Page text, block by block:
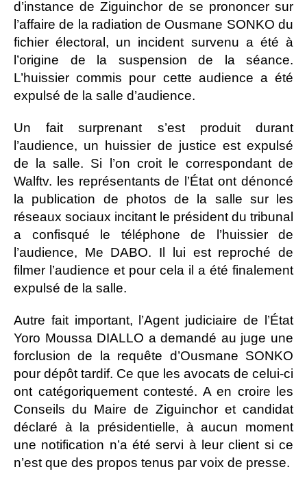
d’instance de Ziguinchor de se prononcer sur
l’affaire de la radiation de Ousmane SONKO du
fichier électoral, un incident survenu a été à
l’origine de la suspension de la séance.
L’huissier commis pour cette audience a été
expulsé de la salle d’audience.
Un fait surprenant s’est produit durant
l’audience, un huissier de justice est expulsé
de la salle. Si l’on croit le correspondant de
Walftv. les représentants de l’État ont dénoncé
la publication de photos de la salle sur les
réseaux sociaux incitant le président du tribunal
a confisqué le téléphone de l’huissier de
l’audience, Me DABO. Il lui est reproché de
filmer l’audience et pour cela il a été finalement
expulsé de la salle.
Autre fait important, l’Agent judiciaire de l’État
Yoro Moussa DIALLO a demandé au juge une
forclusion de la requête d’Ousmane SONKO
pour dépôt tardif. Ce que les avocats de celui-ci
ont catégoriquement contesté. A en croire les
Conseils du Maire de Ziguinchor et candidat
déclaré à la présidentielle, à aucun moment
une notification n’a été servi à leur client si ce
n’est que des propos tenus par voix de presse.